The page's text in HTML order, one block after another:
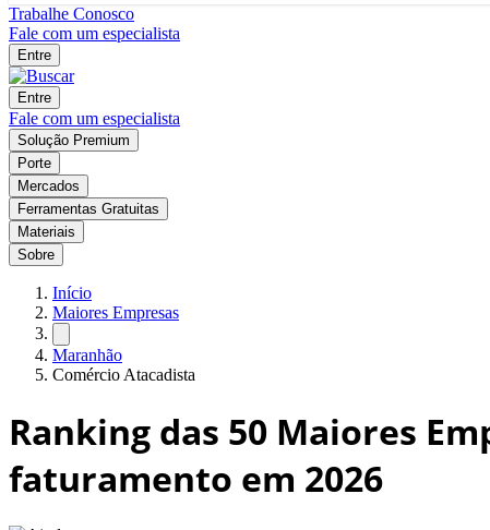
Trabalhe Conosco
Fale com um especialista
Entre
Entre
Fale com um especialista
Solução Premium
Porte
Mercados
Ferramentas Gratuitas
Materiais
Sobre
Início
Maiores Empresas
Maranhão
Comércio Atacadista
Ranking das 50 Maiores
faturamento em 2026